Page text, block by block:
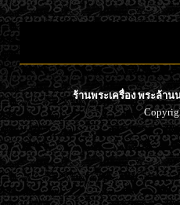
ร้านพระเครื่อง พระล้า